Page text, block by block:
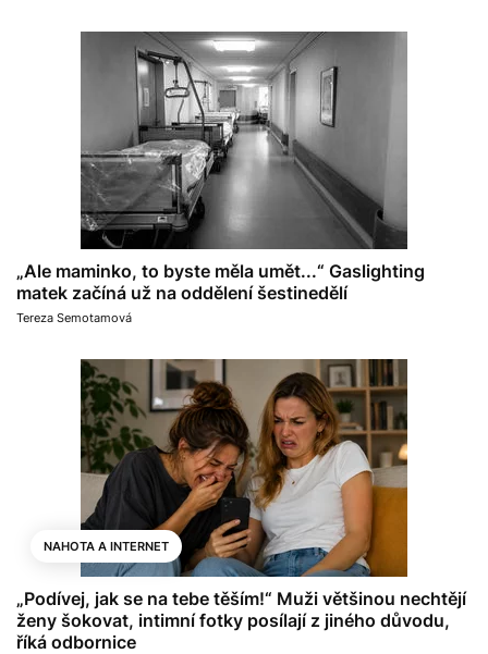
„Ale maminko, to byste měla umět...“ Gaslighting
matek začíná už na oddělení šestinedělí
Tereza Semotamová
NAHOTA A INTERNET
„Podívej, jak se na tebe těším!“ Muži většinou nechtějí
ženy šokovat, intimní fotky posílají z jiného důvodu,
říká odbornice